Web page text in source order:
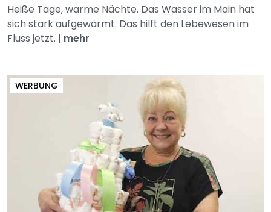
Heiße Tage, warme Nächte. Das Wasser im Main hat
sich stark aufgewärmt. Das hilft den Lebewesen im
Fluss jetzt. | mehr
WERBUNG